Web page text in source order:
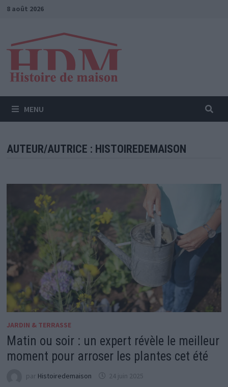
Passer
8 août 2026
MENU
AUTEUR/AUTRICE : HISTOIREDEMAISON
JARDIN & TERRASSE
Matin ou soir : un expert révèle le meilleur
moment pour arroser les plantes cet été
par Histoiredemaison 24 juin 2025